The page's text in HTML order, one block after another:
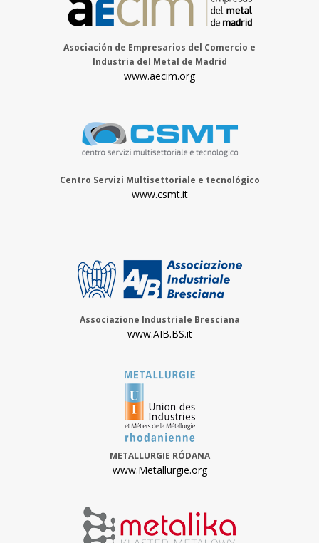
Asociación de Empresarios del Comercio e
Industria del Metal de Madrid
www.aecim.org
Centro Servizi Multisettoriale e tecnológico
www.csmt.it
Associazione Industriale Bresciana
www.AIB.BS.it
METALLURGIE RÓDANA
www.Metallurgie.org